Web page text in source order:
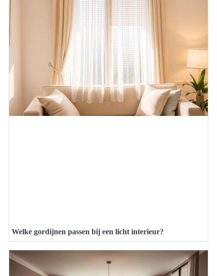
Welke gordijnen passen bij een licht interieur?